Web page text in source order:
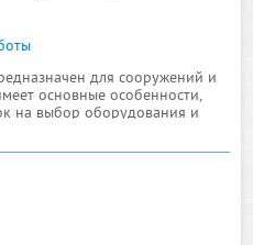
для сооружений и
основные особенности,
на выбор оборудования и